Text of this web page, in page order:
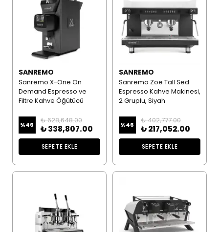
SANREMO
Sanremo X-One On
Demand Espresso ve
Filtre Kahve Öğütücü
%46
₺ 628,648.00
₺ 338,807.00
SEPETE EKLE
SANREMO
Sanremo Zoe Tall Sed
Espresso Kahve Makinesi,
2 Gruplu, Siyah
%46
₺ 402,777.00
₺ 217,052.00
SEPETE EKLE